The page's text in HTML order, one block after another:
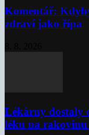
Komentář:
zdraví jako řípa
Lékárny dostaly
léku na rakovinu